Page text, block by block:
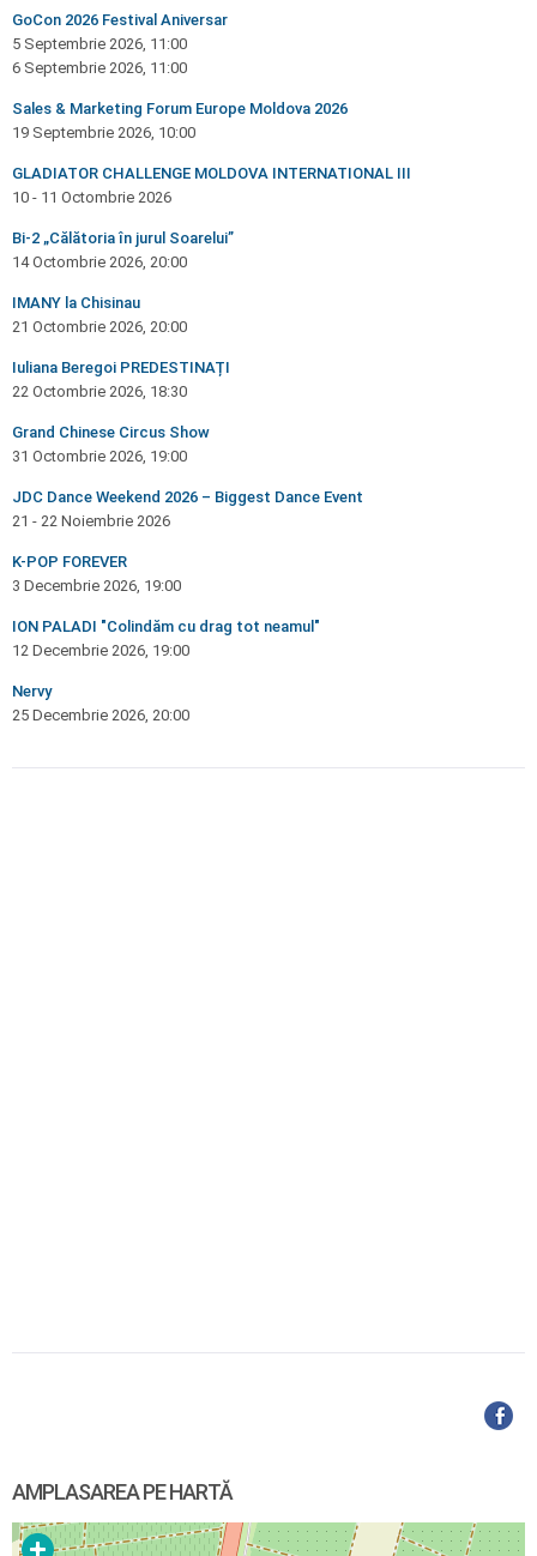
GoCon 2026 Festival Aniversar
5 Septembrie 2026, 11:00
6 Septembrie 2026, 11:00
Sales & Marketing Forum Europe Moldova 2026
19 Septembrie 2026, 10:00
GLADIATOR CHALLENGE MOLDOVA INTERNATIONAL III
10 - 11 Octombrie 2026
Bi-2 „Călătoria în jurul Soarelui”
14 Octombrie 2026, 20:00
IMANY la Chisinau
21 Octombrie 2026, 20:00
Iuliana Beregoi PREDESTINAȚI
22 Octombrie 2026, 18:30
Grand Chinese Circus Show
31 Octombrie 2026, 19:00
JDC Dance Weekend 2026 – Biggest Dance Event
21 - 22 Noiembrie 2026
K-POP FOREVER
3 Decembrie 2026, 19:00
ION PALADI "Colindăm cu drag tot neamul"
12 Decembrie 2026, 19:00
Nervy
25 Decembrie 2026, 20:00
AMPLASAREA PE HARTĂ